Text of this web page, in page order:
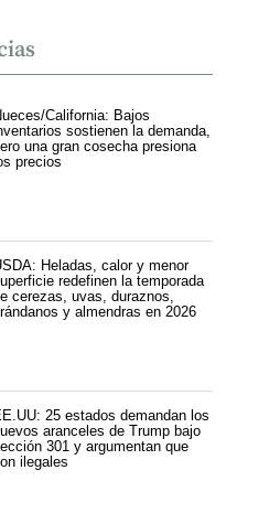
California: Bajos
sostienen la demanda,
una gran cosecha presiona
precios
Heladas, calor y menor
redefinen la temporada
cerezas, uvas, duraznos,
y almendras en 2026
25 estados demandan los
aranceles de Trump bajo
301 y argumentan que
ilegales